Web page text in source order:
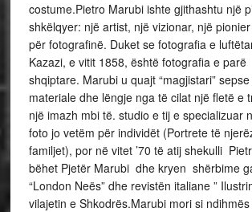
costume.Pietro Marubi ishte gjithashtu një
shkëlqyer: një artist, një vizionar, një
për fotografinë. Duket se fotografia e
Kazazi, e vitit 1858, është fotografia e parë
shqiptare. Marubi u quajt “magjistari”
materiale dhe lëngje nga të cilat një fletë e
një imazh mbi të. studio e tij e specializuar
foto jo vetëm për individët (Portrete të
familjet), por në vitet ’70 të atij shekulli
bëhet Pjetër Marubi dhe kryen shërbime
“London Neës” dhe revistën italiane ”
vilajetin e Shkodrës.Marubi mori si